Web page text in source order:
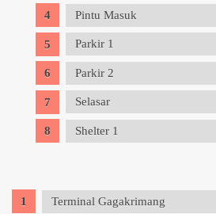
Pintu Masuk
Parkir 1
Parkir 2
Selasar
Shelter 1
Terminal Gagakrimang